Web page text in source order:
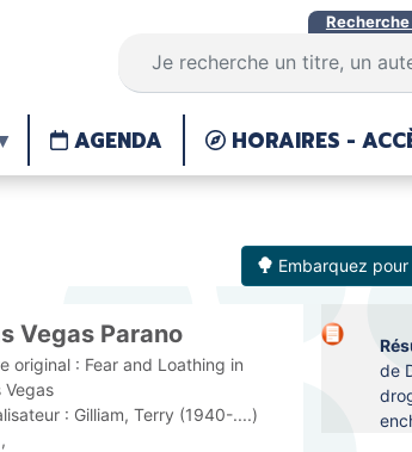
AGENDA HORAIRES -
Embarquez
Vegas Parano
original : Fear and Loathing in
Vegas
: Gilliam, Terry (1940-....)
,
de